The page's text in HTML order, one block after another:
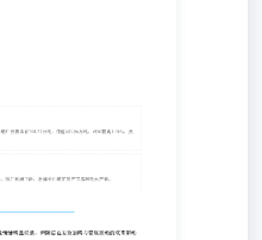
日收盘，焦炭期货资金整体流出
据钢联数据，本周焦炭库存
吨，其中247家钢厂焦炭库存
吨，环比提高1.48%，焦炭整体
供应短期内呈现刚性收缩，但终
量基本见顶、钢厂利润下滑，后
产量。 研报正文研报正文 一、
涨情绪明显消退，但随后在安监